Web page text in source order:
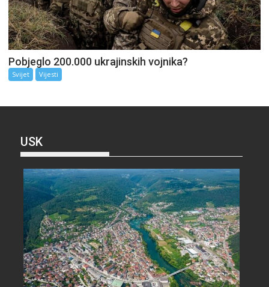
Pobjeglo 200.000 ukrajinskih vojnika?
Svijet Vijesti
USK